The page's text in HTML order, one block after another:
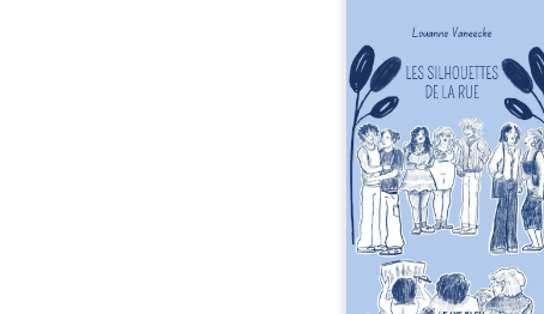
donne la parole à
personnages
traversés par des
émotions et des
pourraient
chacun de nous. À
leurs parcours, ce roman
à porter un regard
sur celles et ceux qui
entourent, à deviner ce
cache derrière les
et à s’ouvrir au
sensible de